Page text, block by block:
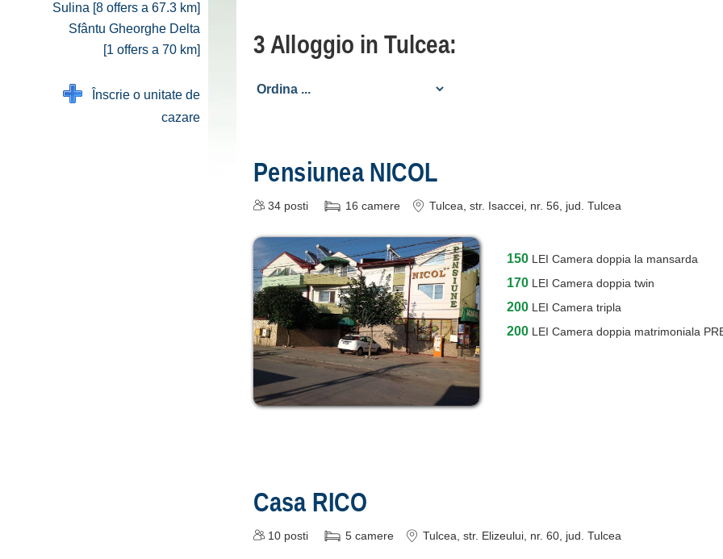
3 Alloggio in Tulcea:
Pensiunea NICOL
34 posti 16 camere Tulcea , str. Isaccei, nr. 56 , jud. Tulcea
150 LEI Camera doppia la mansarda
170 LEI Camera doppia twin
200 LEI Camera tripla
200 LEI Camera doppia matrimoniala
Casa RICO
10 posti 5 camere Tulcea , str. Elizeului, nr. 60 , jud. Tulcea
Sulina [8 offers a 67.3 km]
Sfântu Gheorghe Delta
[1 offers a 70 km]
Înscrie o unitate de
cazare